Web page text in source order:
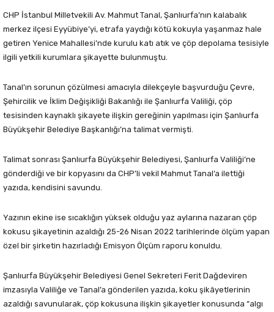
CHP İstanbul Milletvekili Av. Mahmut Tanal, Şanlıurfa’nın kalabalık
merkez ilçesi Eyyübiye’yi, etrafa yaydığı kötü kokuyla yaşanmaz hale
getiren Yenice Mahallesi’nde kurulu katı atık ve çöp depolama tesisiyle
ilgili yetkili kurumlara şikayette bulunmuştu.
Tanal’ın sorunun çözülmesi amacıyla dilekçeyle başvurduğu Çevre,
Şehircilik ve İklim Değişikliği Bakanlığı ile Şanlıurfa Valiliği, çöp
tesisinden kaynaklı şikayete ilişkin gereğinin yapılması için Şanlıurfa
Büyükşehir Belediye Başkanlığı’na talimat vermişti.
Talimat sonrası Şanlıurfa Büyükşehir Belediyesi, Şanlıurfa Valiliği’ne
gönderdiği ve bir kopyasını da CHP’li vekil Mahmut Tanal’a ilettiği
yazıda, kendisini savundu.
Yazının ekine ise sıcaklığın yüksek olduğu yaz aylarına nazaran çöp
kokusu şikayetinin azaldığı 25-26 Nisan 2022 tarihlerinde ölçüm yapan
özel bir şirketin hazırladığı Emisyon Ölçüm raporu konuldu.
Şanlıurfa Büyükşehir Belediyesi Genel Sekreteri Ferit Dağdeviren
imzasıyla Valiliğe ve Tanal’a gönderilen yazıda, koku şikâyetlerinin
azaldığı savunularak, çöp kokusuna ilişkin şikayetler konusunda “algı